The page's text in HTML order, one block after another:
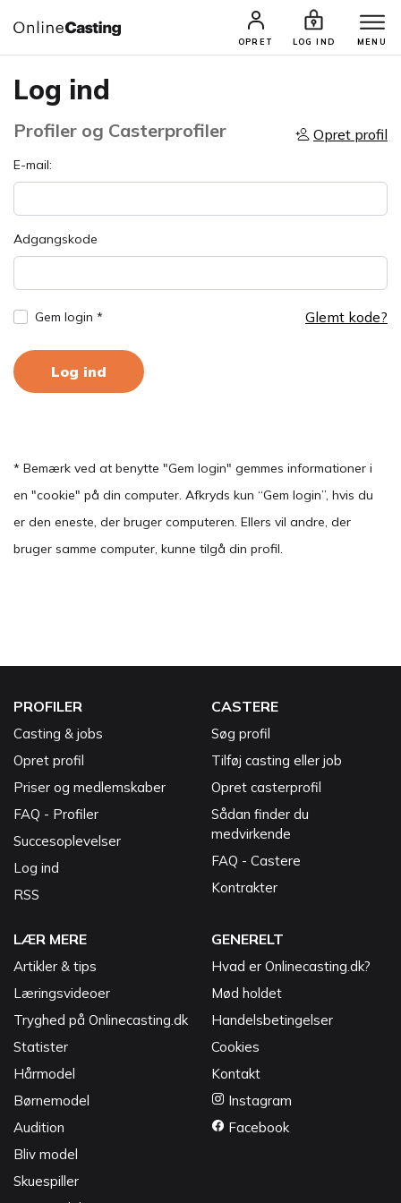
OPRET LOG IND MENU
Log ind
Profiler og Casterprofiler Opret profil
E-mail:
Adgangskode
Gem login * Glemt kode?
Log ind
* Bemærk ved at benytte "Gem login" gemmes informationer i
en "cookie" på din computer. Afkryds kun “Gem login”, hvis du
er den eneste, der bruger computeren. Ellers vil andre, der
bruger samme computer, kunne tilgå din profil.
PROFILER
Casting & jobs
Opret profil
Priser og medlemskaber
FAQ - Profiler
Succesoplevelser
Log ind
RSS
CASTERE
Søg profil
Tilføj casting eller job
Opret casterprofil
Sådan finder du
medvirkende
FAQ - Castere
Kontrakter
LÆR MERE
Artikler & tips
Læringsvideoer
Tryghed på Onlinecasting.dk
Statister
Hårmodel
Børnemodel
Audition
Bliv model
Skuespiller
GENERELT
Hvad er Onlinecasting.dk?
Mød holdet
Handelsbetingelser
Cookies
Kontakt
Instagram
Facebook